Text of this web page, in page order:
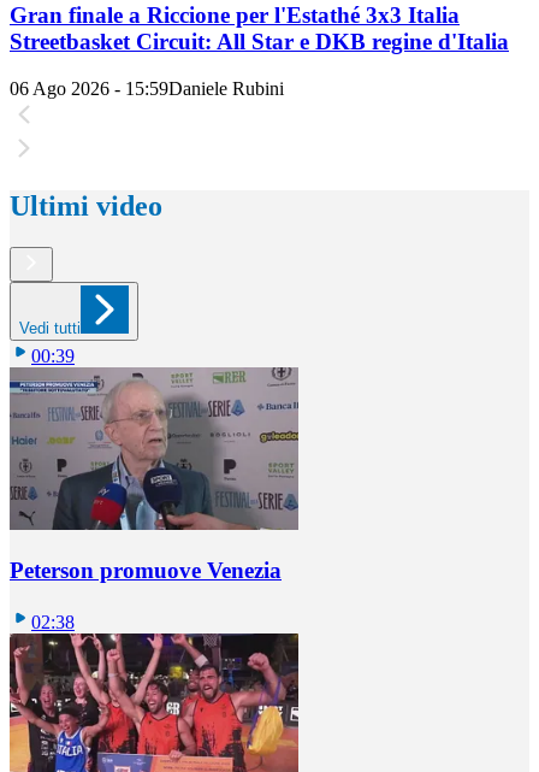
Gran finale a Riccione per l'Estathé 3x3 Italia
Streetbasket Circuit: All Star e DKB regine d'Italia
06 Ago 2026 - 15:59Daniele Rubini
Ultimi video
Vedi tutti
00:39
Peterson promuove Venezia
02:38